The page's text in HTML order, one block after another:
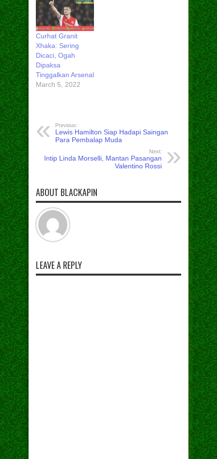
Curhat Granit
Xhaka: Sering
Dicaci, Ogah
Dipaksa
Tinggalkan Arsenal
March 5, 2022
Previous:
Lewis Hamilton Siap Hadapi Saingan
Para Pembalap Muda
Next:
Intip Linda Morselli, Mantan Pasangan
Valentino Rossi
ABOUT BLACKAPIN
LEAVE A REPLY